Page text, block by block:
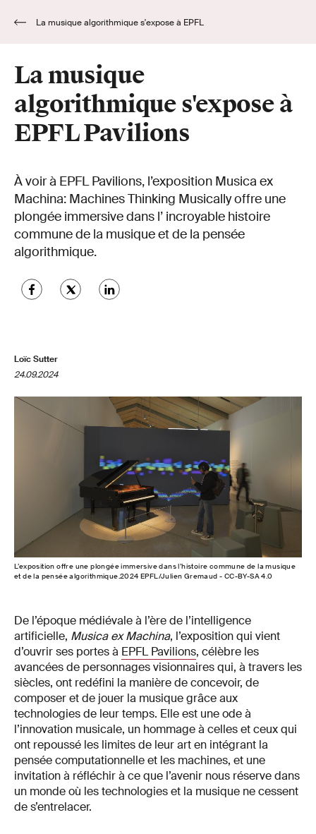
La musique
algorithmique s'expose à
EPFL Pavilions
À voir à EPFL Pavilions, l’exposition Musica ex
Machina: Machines Thinking Musically offre une
plongée immersive dans l’ incroyable histoire
commune de la musique et de la pensée
algorithmique.
Loïc Sutter
24.09.2024
L’exposition offre une plongée immersive dans l’histoire commune de la musique
et de la pensée algorithmique.2024 EPFL/Julien Gremaud - CC-BY-SA 4.0
De l’époque médiévale à l’ère de l’intelligence
artificielle, Musica ex Machina, l’exposition qui vient
d’ouvrir ses portes à EPFL Pavilions, célèbre les
avancées de personnages visionnaires qui, à travers les
siècles, ont redéfini la manière de concevoir, de
composer et de jouer la musique grâce aux
technologies de leur temps. Elle est une ode à
l’innovation musicale, un hommage à celles et ceux qui
ont repoussé les limites de leur art en intégrant la
pensée computationnelle et les machines, et une
invitation à réfléchir à ce que l’avenir nous réserve dans
un monde où les technologies et la musique ne cessent
de s’entrelacer.